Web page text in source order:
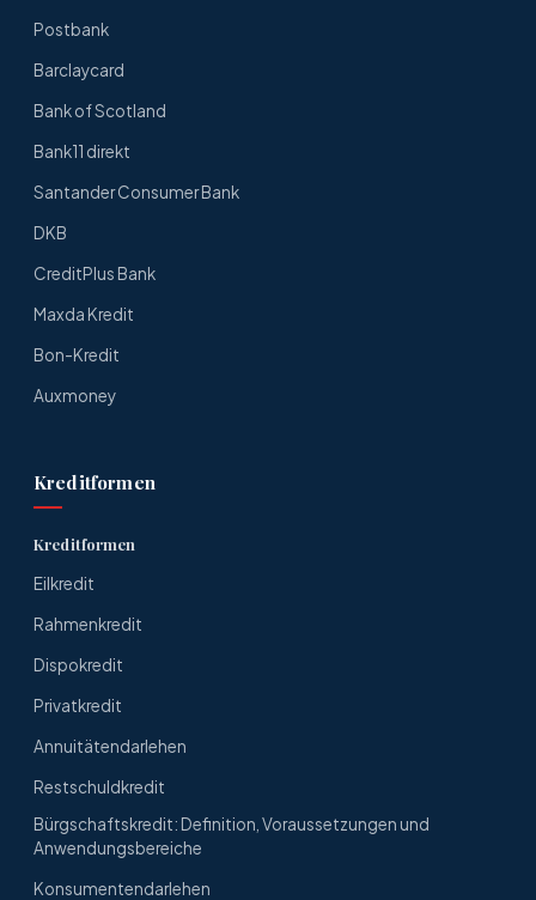
Postbank
Barclaycard
Bank of Scotland
Bank11 direkt
Santander Consumer Bank
DKB
CreditPlus Bank
Maxda Kredit
Bon-Kredit
Auxmoney
Kreditformen
Kreditformen
Eilkredit
Rahmenkredit
Dispokredit
Privatkredit
Annuitätendarlehen
Restschuldkredit
Bürgschaftskredit: Definition, Voraussetzungen und
Anwendungsbereiche
Konsumentendarlehen